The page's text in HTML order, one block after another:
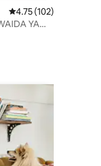
Ukadiriaji wa wastani
4.75 (102)
YA